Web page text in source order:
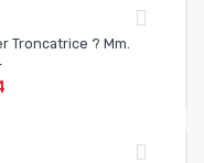
Troncatrice ? Mm.